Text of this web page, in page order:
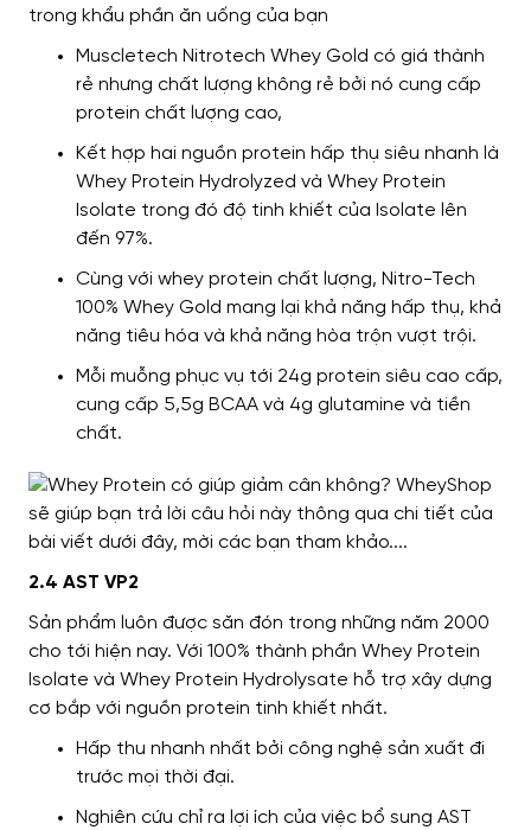
trong khẩu phần ăn uống của bạn
Muscletech Nitrotech Whey Gold có giá thành
rẻ nhưng chất lượng không rẻ bởi nó cung cấp
protein chất lượng cao,
Kết hợp hai nguồn protein hấp thụ siêu nhanh là
Whey Protein Hydrolyzed và Whey Protein
Isolate trong đó độ tinh khiết của Isolate lên
đến 97%.
Cùng với whey protein chất lượng, Nitro-Tech
100% Whey Gold mang lại khả năng hấp thụ, khả
năng tiêu hóa và khả năng hòa trộn vượt trội.
Mỗi muỗng phục vụ tới 24g protein siêu cao cấp,
cung cấp 5,5g BCAA và 4g glutamine và tiền
chất.
2.4 AST VP2
Sản phẩm luôn được săn đón trong những năm 2000
cho tới hiện nay. Với 100% thành phần Whey Protein
Isolate và Whey Protein Hydrolysate hỗ trợ xây dựng
cơ bắp với nguồn protein tinh khiết nhất.
Hấp thu nhanh nhất bởi công nghệ sản xuất đi
trước mọi thời đại.
Nghiên cứu chỉ ra lợi ích của việc bổ sung AST